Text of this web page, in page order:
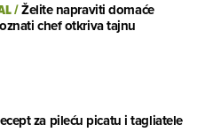
/Želite napraviti domaće
chef otkriva tajnu
za pileću picatu i tagliatele